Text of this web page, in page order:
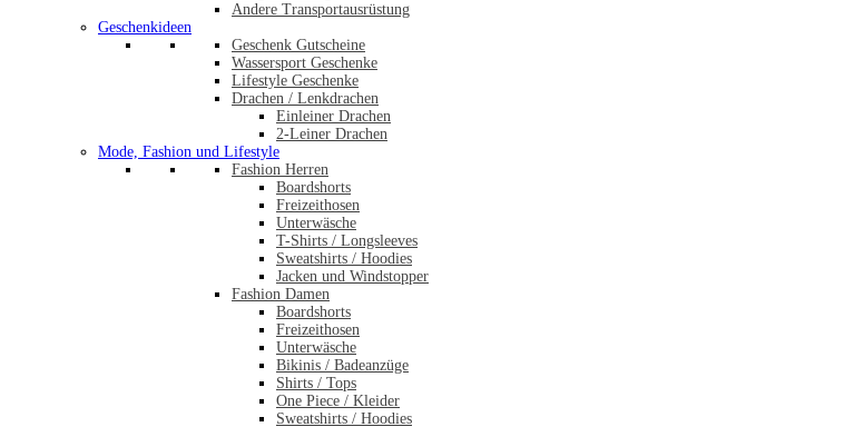
Andere Transportausrüstung
Geschenkideen
Geschenk Gutscheine
Wassersport Geschenke
Lifestyle Geschenke
Drachen / Lenkdrachen
Einleiner Drachen
2-Leiner Drachen
Mode, Fashion und Lifestyle
Fashion Herren
Boardshorts
Freizeithosen
Unterwäsche
T-Shirts / Longsleeves
Sweatshirts / Hoodies
Jacken und Windstopper
Fashion Damen
Boardshorts
Freizeithosen
Unterwäsche
Bikinis / Badeanzüge
Shirts / Tops
One Piece / Kleider
Sweatshirts / Hoodies